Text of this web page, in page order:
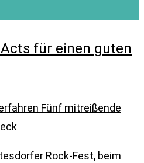
für einen guten
Rock-Fest, beim